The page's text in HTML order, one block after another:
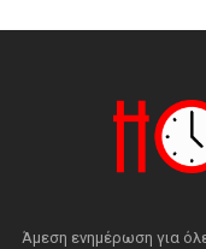
Άμεση ενημέρωση για